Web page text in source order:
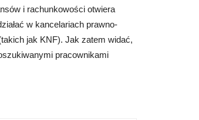
i rachunkowości otwiera
w kancelariach prawno-
jak KNF). Jak zatem widać,
pracownikami